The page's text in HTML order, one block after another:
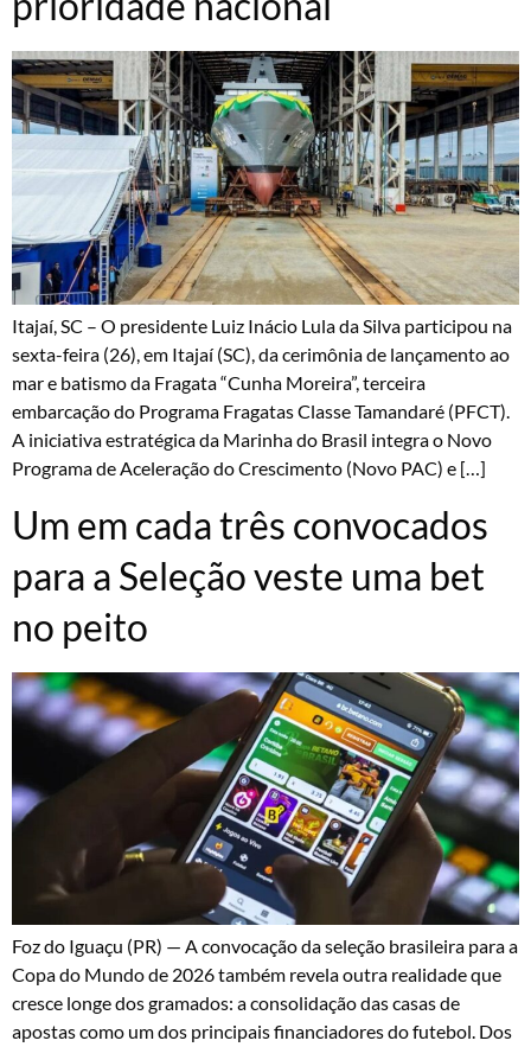
Itajaí, SC – O presidente Luiz Inácio Lula da Silva participou na
sexta-feira (26), em Itajaí (SC), da cerimônia de lançamento ao
mar e batismo da Fragata “Cunha Moreira”, terceira
embarcação do Programa Fragatas Classe Tamandaré (PFCT).
A iniciativa estratégica da Marinha do Brasil integra o Novo
Programa de Aceleração do Crescimento (Novo PAC) e […]
Um em cada três convocados
para a Seleção veste uma bet
no peito
Foz do Iguaçu (PR) — A convocação da seleção brasileira para a
Copa do Mundo de 2026 também revela outra realidade que
cresce longe dos gramados: a consolidação das casas de
apostas como um dos principais financiadores do futebol. Dos